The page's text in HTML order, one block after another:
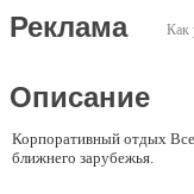
Как
Реклама
Описание
Корпоративный отдых
ближнего зарубежья.